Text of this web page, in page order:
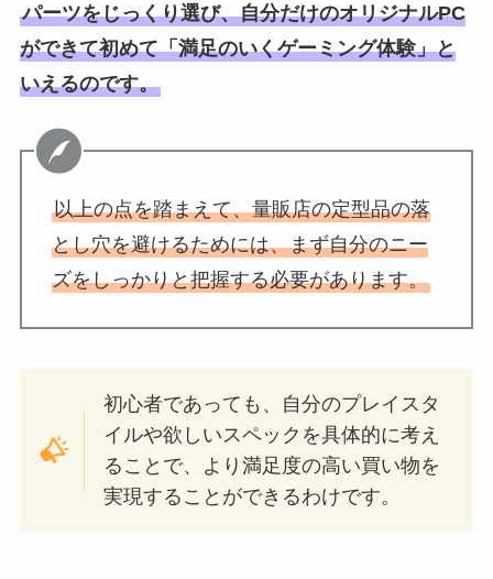
パーツをじっくり選び、自分だけのオリジナルPC
ができて初めて「満足のいくゲーミング体験」と
いえるのです。
以上の点を踏まえて、量販店の定型品の落
とし穴を避けるためには、まず自分のニー
ズをしっかりと把握する必要があります。
初心者であっても、自分のプレイスタ
イルや欲しいスペックを具体的に考え
ることで、より満足度の高い買い物を
実現することができるわけです。